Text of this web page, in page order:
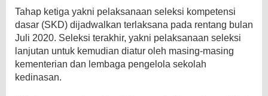
Tahap ketiga yakni pelaksanaan seleksi kompetensi
dasar (SKD) dijadwalkan terlaksana pada rentang bulan
Juli 2020. Seleksi terakhir, yakni pelaksanaan seleksi
lanjutan untuk kemudian diatur oleh masing-masing
kementerian dan lembaga pengelola sekolah
kedinasan.